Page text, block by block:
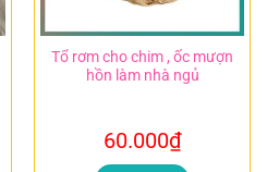
Tổ rơm cho chim , ốc mượn
hồn làm nhà ngủ
60.000₫